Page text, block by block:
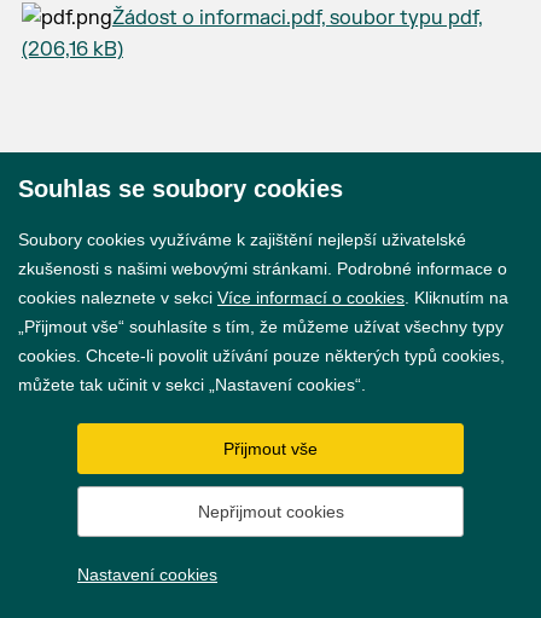
Žádost o informaci.pdf, soubor typu pdf,
(206,16 kB)
Prohlášení o přístupnosti
Nastavení cookies
VytvořilwebProgress
Souhlas se soubory cookies
Soubory cookies využíváme k zajištění nejlepší uživatelské
zkušenosti s našimi webovými stránkami. Podrobné informace o
cookies naleznete v sekci Více informací o cookies . Kliknutím na
„Přijmout vše“ souhlasíte s tím, že můžeme užívat všechny typy
cookies. Chcete-li povolit užívání pouze některých typů cookies,
můžete tak učinit v sekci „Nastavení cookies“.
Přijmout vše
Nepřijmout cookies
Nastavení cookies